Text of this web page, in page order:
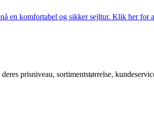
en komfortabel og sikker sejltur. Klik her for
prisniveau, sortimentstørrelse,